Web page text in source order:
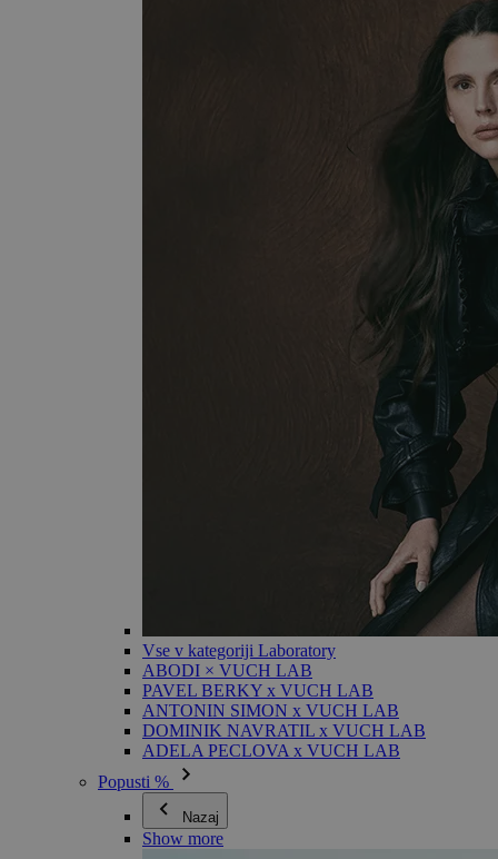
Vse v kategoriji Laboratory
ABODI × VUCH LAB
PAVEL BERKY x VUCH LAB
ANTONIN SIMON x VUCH LAB
DOMINIK NAVRATIL x VUCH LAB
ADELA PECLOVA x VUCH LAB
Popusti %
Nazaj
Show more